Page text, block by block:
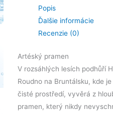
Popis
Ďalšie informácie
Recenzie (0)
Artéský pramen
V rozsáhlých lesích podhůří
Roudno na Bruntálsku, kde
čisté prostředí, vyvěrá z
pramen, který nikdy